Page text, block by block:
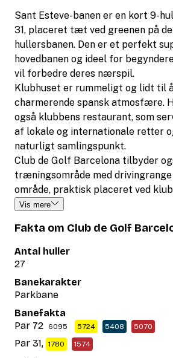
Sant Esteve-banen er en kort 9-
31, placeret tæt ved greenen på
hullersbanen. Den er et perfekt
hovedbanen og ideel for
vil forbedre deres nærspil.
Klubhuset er rummeligt og lidt til
charmerende spansk atmosfære.
også klubbens restaurant, som
af lokale og internationale retter
naturligt samlingspunkt.
Club de Golf Barcelona tilbyder
træningsområde med
område, praktisk placeret ved
Vis mere
Fakta om Club de Golf
Antal huller
27
Banekarakter
Parkbane
Banefakta
Par 72 6095 5724 5408 5070
Par 31, 1780 1574